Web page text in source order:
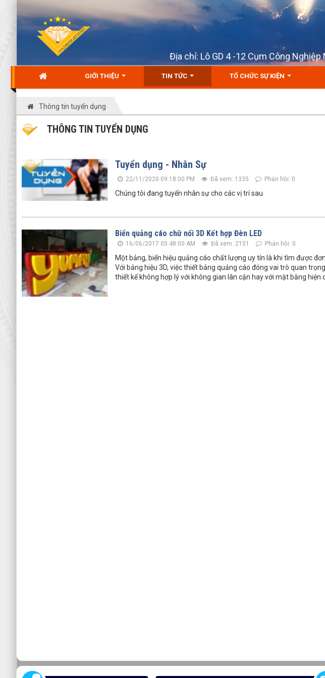
Địa chỉ: Lô GD 4 -12 Cụm Công
GIỚI THIỆU TIN TỨC TỔ CHỨC SỰ KIỆN
Thông tin tuyển dụng
THÔNG TIN TUYỂN DỤNG
Tuyển dụng - Nhân Sự
22/11/2020 09:18:00 PM Đã xem: 1335 Phản hồi: 0
Chúng tôi đang tuyển nhân sự cho các vị trí sau
Biển quảng cáo chữ nổi 3D Kết hợp Đèn LED
16/06/2017 05:48:00 AM Đã xem: 2151 Phản hồi: 0
Một bảng, biển hiệu quảng cáo chất lượng uy tín là khi tìm được
Với bảng hiệu 3D, việc thiết bảng quảng cáo đóng vai trò quan
thiết kế không hợp lý với không gian lân cận hay với mặt bằng hiện